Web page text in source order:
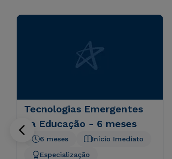
Tecnologias Emergentes
na Educação - 6 meses
Início Imediato
6 meses
Especialização